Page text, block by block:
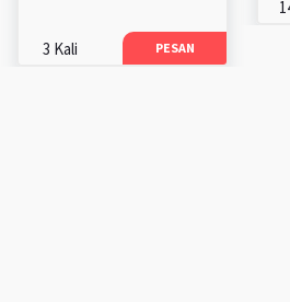
3 Kali PESAN